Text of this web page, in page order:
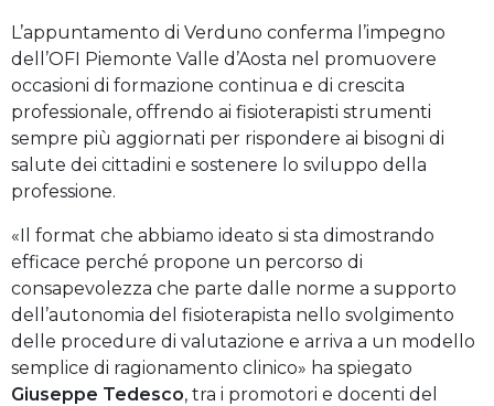
L’appuntamento di Verduno conferma l’impegno
dell’OFI Piemonte Valle d’Aosta nel promuovere
occasioni di formazione continua e di crescita
professionale, offrendo ai fisioterapisti strumenti
sempre più aggiornati per rispondere ai bisogni di
salute dei cittadini e sostenere lo sviluppo della
professione.
«Il format che abbiamo ideato si sta dimostrando
efficace perché propone un percorso di
consapevolezza che parte dalle norme a supporto
dell’autonomia del fisioterapista nello svolgimento
delle procedure di valutazione e arriva a un modello
semplice di ragionamento clinico» ha spiegato
Giuseppe Tedesco, tra i promotori e docenti del